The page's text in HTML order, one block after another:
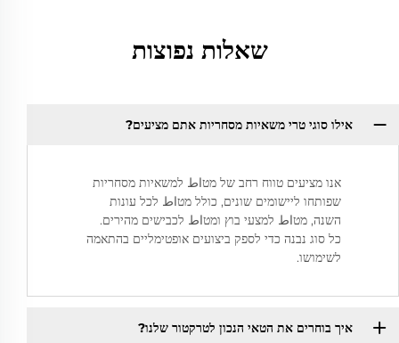
שאלות נפוצות
אילו סוגי טרי משאיות מסחריות אתם מציעים?
אנו מציעים טווח רחב של מטاط למשאיות מסחריות
שפותחו ליישומים שונים, כולל מטاط לכל עונות
השנה, מטاط למצעי בוץ ומטاط לכבישים מהירים.
כל סוג נבנה כדי לספק ביצועים אופטימליים בהתאמה
לשימושו.
איך בוחרים את הטאי הנכון לטרקטור שלנו?